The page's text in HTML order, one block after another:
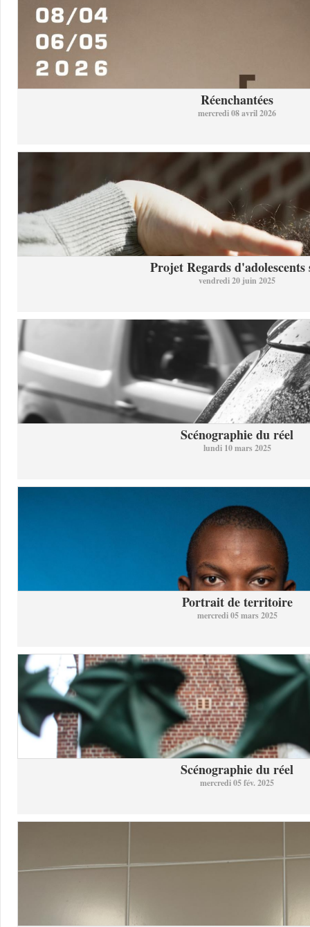
Réenchantées
mercredi 08 avril 2026
Projet Regards d'adolescents
vendredi 20 juin 2025
Scénographie du réel
lundi 10 mars 2025
Portrait de territoire
mercredi 05 mars 2025
Scénographie du réel
mercredi 05 fév. 2025